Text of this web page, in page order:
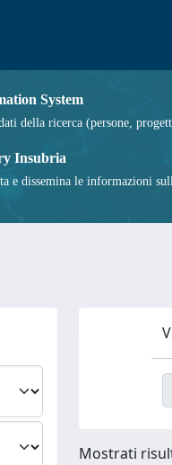
System
della ricerca (persone,
Insubria
e dissemina le informazioni
Mostrati